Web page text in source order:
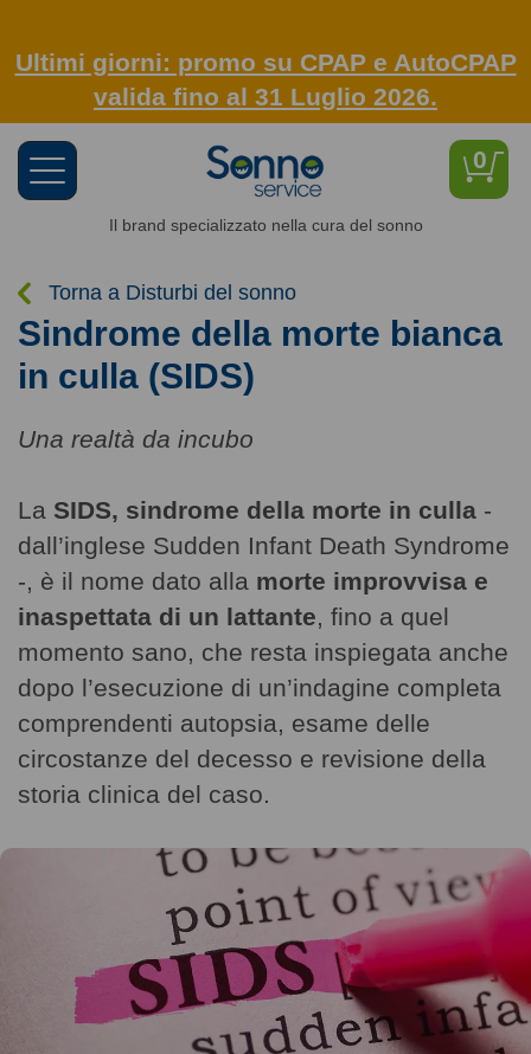
Ultimi giorni: promo su CPAP e AutoCPAP
valida fino al 31 Luglio 2026.
0
Toggle
navigation
Il brand specializzato nella cura del sonno
Torna a Disturbi del sonno
Sindrome della morte bianca
in culla (SIDS)
Una realtà da incubo
La SIDS, sindrome della morte in culla -
dall’inglese Sudden Infant Death Syndrome
-, è il nome dato alla morte improvvisa e
inaspettata di un lattante, fino a quel
momento sano, che resta inspiegata anche
dopo l’esecuzione di un’indagine completa
comprendenti autopsia, esame delle
circostanze del decesso e revisione della
storia clinica del caso.